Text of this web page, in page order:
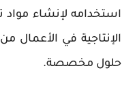
استخدامه لإنشاء مواد
الإنتاجية في الأعمال
حلول مخصصة.